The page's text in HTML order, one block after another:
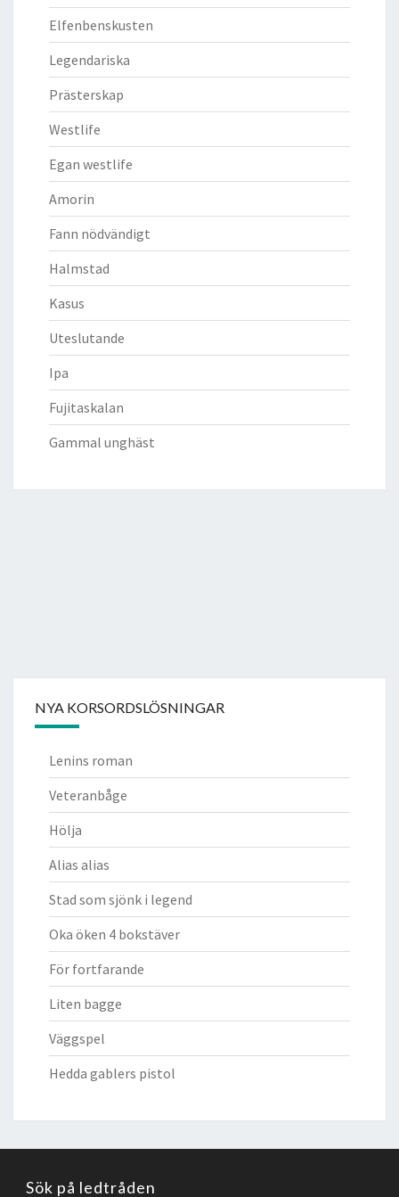
Elfenbenskusten
Legendariska
Prästerskap
Westlife
Egan westlife
Amorin
Fann nödvändigt
Halmstad
Kasus
Uteslutande
Ipa
Fujitaskalan
Gammal unghäst
NYA KORSORDSLÖSNINGAR
Lenins roman
Veteranbåge
Hölja
Alias alias
Stad som sjönk i legend
Oka öken 4 bokstäver
För fortfarande
Liten bagge
Väggspel
Hedda gablers pistol
Sök på ledtråden